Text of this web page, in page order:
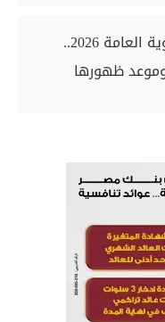
نتيجة تظلمات الثانوية العامة 2026..
ظهورها